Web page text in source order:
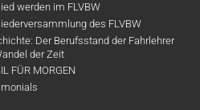
werden im FLVBW
des FLVBW
Der Berufsstand der Fahrlehrer
der Zeit
FÜR MORGEN